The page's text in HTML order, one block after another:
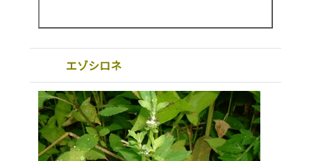
エゾシロネ